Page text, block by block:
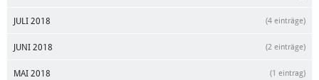
JULI 2018 (4 einträge)
JUNI 2018 (2 einträge)
MAI 2018 (1 eintrag)